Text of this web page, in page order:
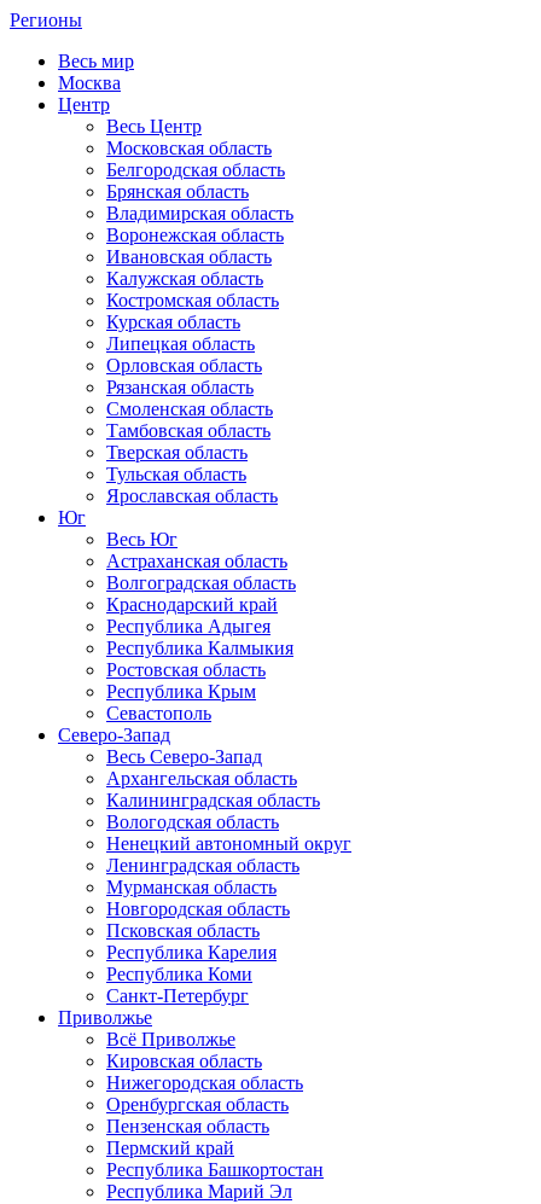
Регионы
Весь мир
Москва
Центр
Весь Центр
Московская область
Белгородская область
Брянская область
Владимирская область
Воронежская область
Ивановская область
Калужская область
Костромская область
Курская область
Липецкая область
Орловская область
Рязанская область
Смоленская область
Тамбовская область
Тверская область
Тульская область
Ярославская область
Юг
Весь Юг
Астраханская область
Волгоградская область
Краснодарский край
Республика Адыгея
Республика Калмыкия
Ростовская область
Республика Крым
Севастополь
Северо-Запад
Весь Северо-Запад
Архангельская область
Калининградская область
Вологодская область
Ненецкий автономный округ
Ленинградская область
Мурманская область
Новгородская область
Псковская область
Республика Карелия
Республика Коми
Санкт-Петербург
Приволжье
Всё Приволжье
Кировская область
Нижегородская область
Оренбургская область
Пензенская область
Пермский край
Республика Башкортостан
Республика Марий Эл